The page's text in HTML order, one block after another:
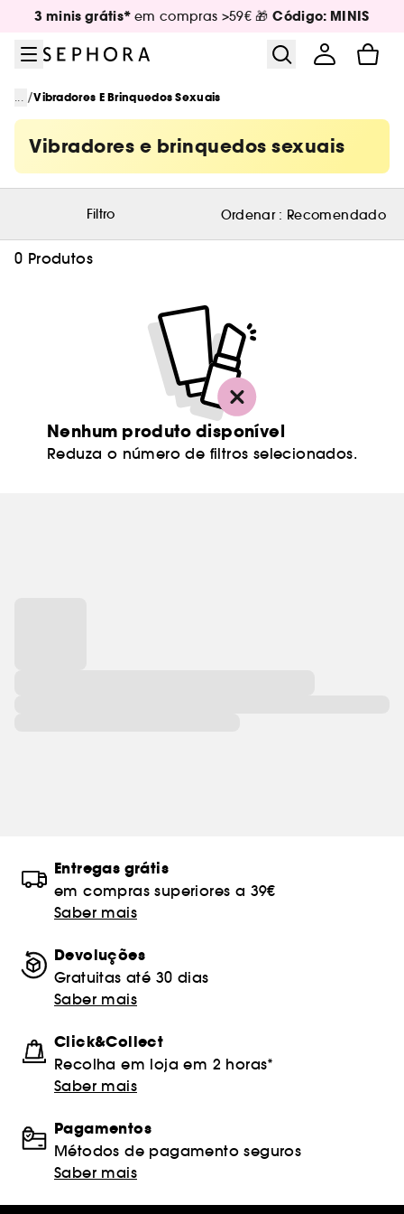
Ir para o menu
Ir para o conteúdo principal
Ir para o rodapé
3 minis grátis* em compras >59€ 🎁Código: MINIS
... /Vibradores E Brinquedos Sexuais
Vibradores e brinquedos sexuais
Filtro Ordenar : Recomendado
0 Produtos
Nenhum produto disponível
Reduza o número de filtros selecionados.
Entregas grátis
em compras superiores a 39€
Saber mais
Devoluções
Gratuitas até 30 dias
Saber mais
Click&Collect
Recolha em loja em 2 horas*
Saber mais
Pagamentos
Métodos de pagamento seguros
Saber mais